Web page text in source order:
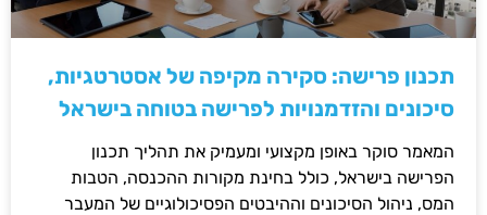
תכנון פרישה: סקירה מקיפה של אסטרטגיות,
סיכונים והזדמנויות לפרישה בטוחה בישראל
המאמר סוקר באופן מקצועי ומעמיק את תהליך תכנון
הפרישה בישראל, כולל בחינת מקורות ההכנסה, הטבות
המס, ניהול הסיכונים וההיבטים הפסיכולוגיים של המעבר